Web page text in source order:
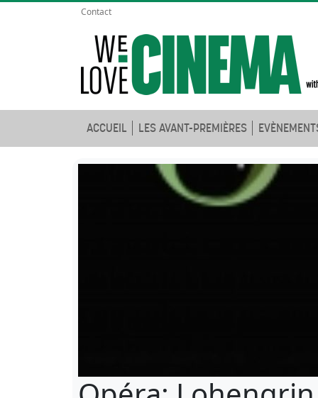
Contact
ACCUEIL LES AVANT-PREMIÈRES